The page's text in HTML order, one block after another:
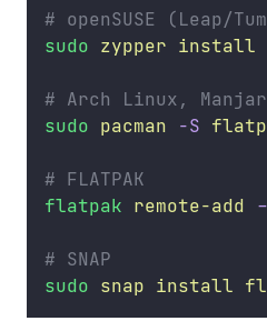
# openSUSE (Leap/
sudo zypper install
# Arch Linux,
sudo pacman -S
# FLATPAK
flatpak remote-add
# SNAP
sudo snap install